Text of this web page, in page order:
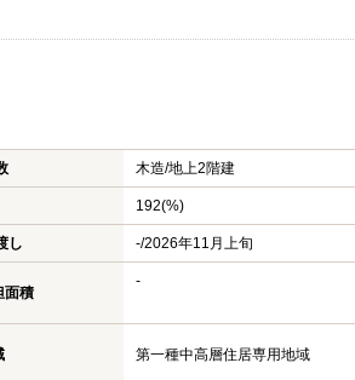
木造/地上2階建
192(%)
し -/2026年11月上旬
面積
-
第一種中高層住居専用地域